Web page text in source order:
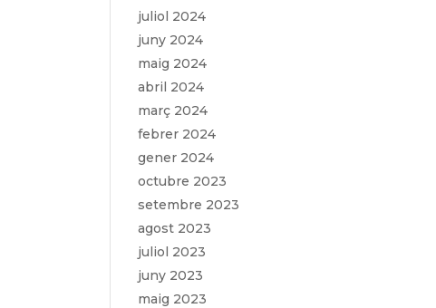
juliol 2024
juny 2024
maig 2024
abril 2024
març 2024
febrer 2024
gener 2024
octubre 2023
setembre 2023
agost 2023
juliol 2023
juny 2023
maig 2023